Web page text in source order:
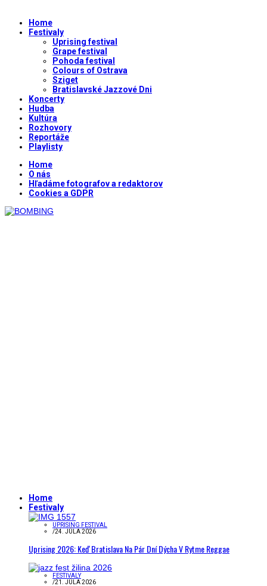
Home
Festivaly
Uprising festival
Grape festival
Pohoda festival
Colours of Ostrava
Sziget
Bratislavské Jazzové Dni
Koncerty
Hudba
Kultúra
Rozhovory
Reportáže
Playlisty
Home
O nás
Hľadáme fotografov a redaktorov
Cookies a GDPR
Home
Festivaly
UPRISING FESTIVAL
/24. JÚLA 2026
Uprising 2026: Keď Bratislava Na Pár Dní Dýcha V Rytme Reggae
FESTIVALY
/21. JÚLA 2026